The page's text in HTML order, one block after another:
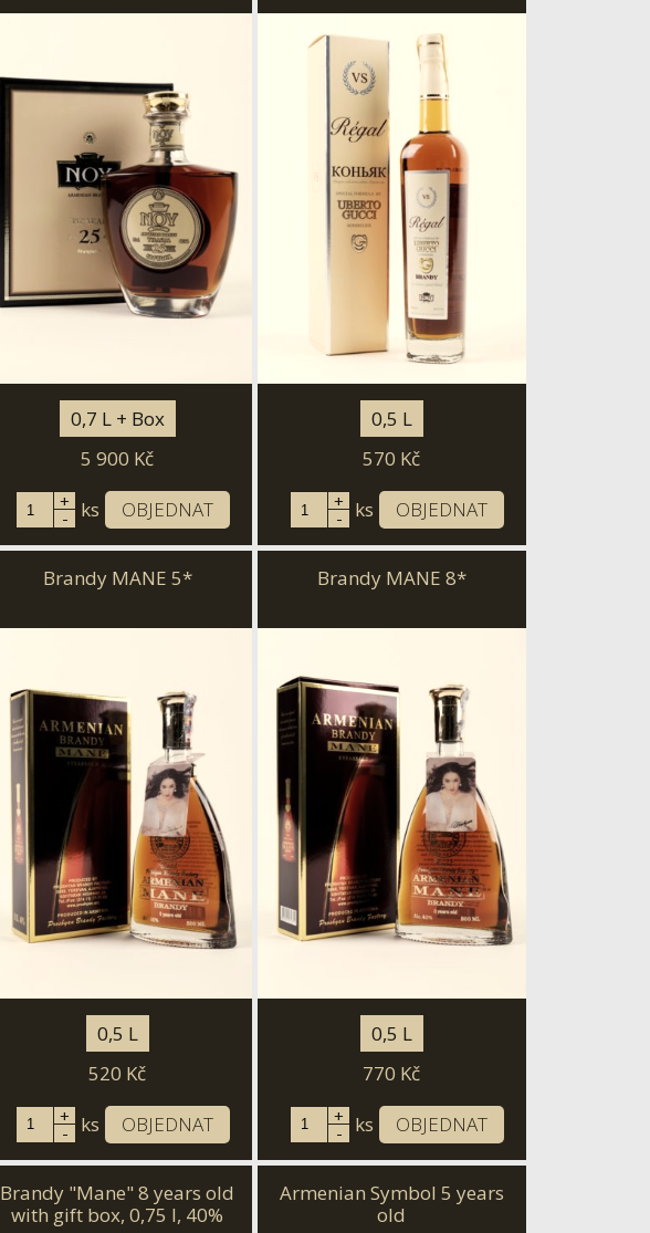
0,7 L + Box
5 900 Kč
+
- ks OBJEDNAT
0,5 L
570 Kč
+
- ks OBJEDNAT
Brandy MANE 5*
0,5 L
520 Kč
+
- ks OBJEDNAT
Brandy MANE 8*
0,5 L
770 Kč
+
- ks OBJEDNAT
Brandy "Mane" 8 years old
with gift box, 0,75 l, 40%
Armenian Symbol 5 years
old